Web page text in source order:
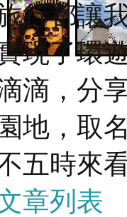
行都讓
現了環
滴，分
地，取
五時來
章列表